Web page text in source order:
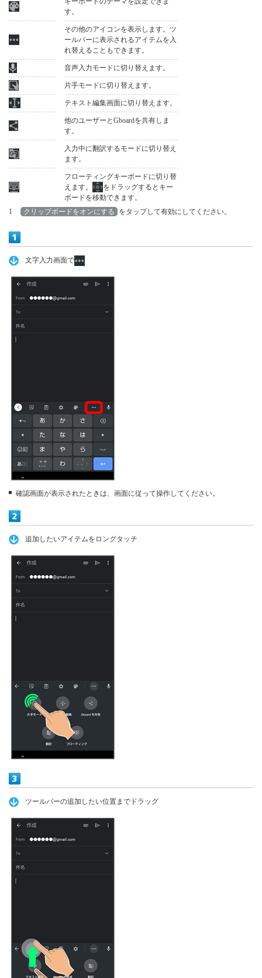
す。
その他のアイコンを表示します。ツ
ールバーに表示されるアイテムを入
れ替えることもできます。
音声入力モードに切り替えます。
片手モードに切り替えます。
テキスト編集画面に切り替えます。
他のユーザーとGboardを共有しま
す。
入力中に翻訳するモードに切り替え
ます。
フローティングキーボードに切り替
えます。
をドラッグするとキー
ボードを移動できます。
1
クリップボードをオンにする をタップして有効にしてください。
文字入力画面で
確認画面が表示されたときは、画面に従って操作してください。
追加したいアイテムをロングタッチ
ツールバーの追加したい位置までドラッグ